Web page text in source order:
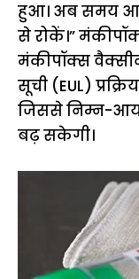
हुआ। अब समय आ
से रोकें।”
मंकीपॉक्स
सूची (EUL)
जिससे निम्न-आय
बढ़ सकेगी।